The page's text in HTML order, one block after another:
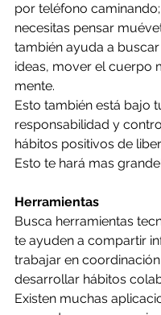
por teléfono
necesitas pensar
también ayuda a
ideas, mover el cuerpo
mente.
Esto también está bajo
responsabilidad y
hábitos positivos de
Esto te hará mas
Herramientas
Busca herramientas
te ayuden a compartir
trabajar en
desarrollar hábitos
Existen muchas